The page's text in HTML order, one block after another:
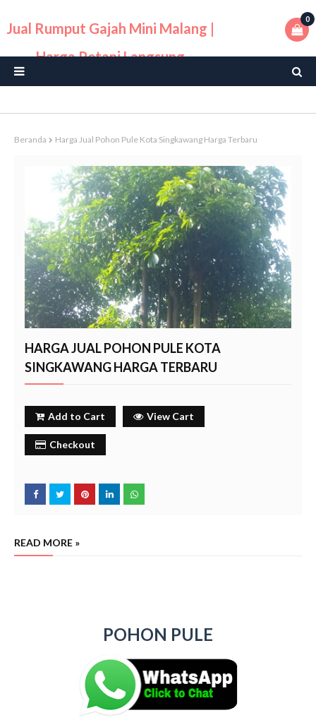
Jual Rumput Gajah Mini Malang |
Harga Petani Langsung
0
Beranda Harga Jual Pohon Pule Kota Singkawang Harga Terbaru
HARGA JUAL POHON PULE KOTA
SINGKAWANG HARGA TERBARU
Add to Cart View Cart
Checkout
READ MORE »
POHON PULE